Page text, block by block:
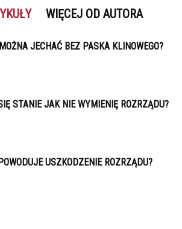
WIĘCEJ OD AUTORA
MOŻNA JECHAĆ BEZ PASKA KLINOWEGO?
STANIE JAK NIE WYMIENIĘ ROZRZĄDU?
USZKODZENIE ROZRZĄDU?